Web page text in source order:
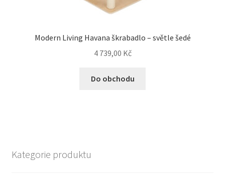
Modern Living Havana škrabadlo – světle šedé
4 739,00 Kč
Do obchodu
Kategorie produktu